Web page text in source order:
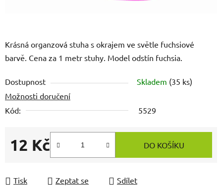
Krásná organzová stuha s okrajem ve světle fuchsiové
barvě. Cena za 1 metr stuhy. Model odstín fuchsia.
Dostupnost Skladem (35 ks)
Možnosti doručení
Kód:
5529
12 Kč
Měrná cena:
DO KOŠÍKU
Tisk Zeptat se Sdílet